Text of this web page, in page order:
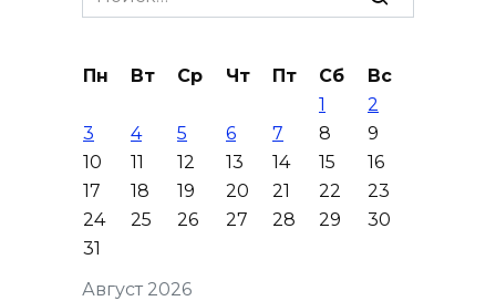
отметят День физкультурника
В Таганроге из-за аварии
отключили свет на четырех
улицах
07 августа 2026 18:42
2000 жителей бесплатно
for:
Август 2026
Пн Вт Ср Чт Пт Сб
Вс
1
2
3
4 5 6 7 8
9
10
11 12 13 14 15
16
17
18 19 20 21 22
23
24
25 26 27 28 29
30
31